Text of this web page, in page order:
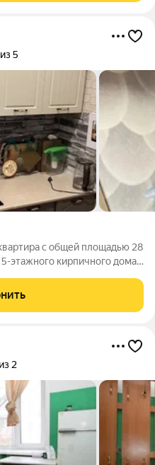
5
с общей площадью 28
этажного кирпичного дома.
2